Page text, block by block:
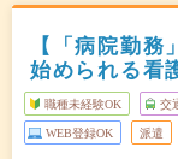
【「病院勤
始められる看
職種未経験OK 交
WEB登録OK 派遣